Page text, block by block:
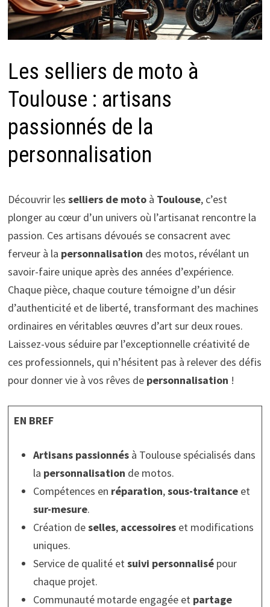
Les selliers de moto à
Toulouse : artisans
passionnés de la
personnalisation
Découvrir les selliers de motoà Toulouse, c’est
plonger au cœur d’un univers où l’artisanat rencontre la
passion. Ces artisans dévoués se consacrent avec
ferveur à la personnalisation des motos, révélant un
savoir-faire unique après des années d’expérience.
Chaque pièce, chaque couture témoigne d’un désir
d’authenticité et de liberté, transformant des machines
ordinaires en véritables œuvres d’art sur deux roues.
Laissez-vous séduire par l’exceptionnelle créativité de
ces professionnels, qui n’hésitent pas à relever des défis
pour donner vie à vos rêves de personnalisation !
EN BREF
Artisans passionnésà Toulouse spécialisés dans
la personnalisation de motos.
Compétences en réparation,sous-traitanceet
sur-mesure.
Création deselles, accessoireset modifications
uniques.
Service de qualité etsuivi personnalisépour
chaque projet.
Communauté motarde engagée et partage